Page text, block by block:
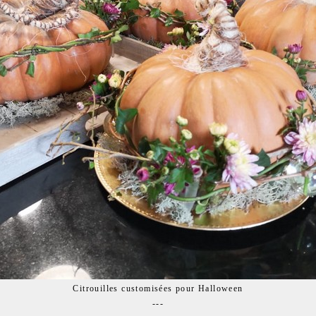
Citrouilles customisées pour Halloween
---